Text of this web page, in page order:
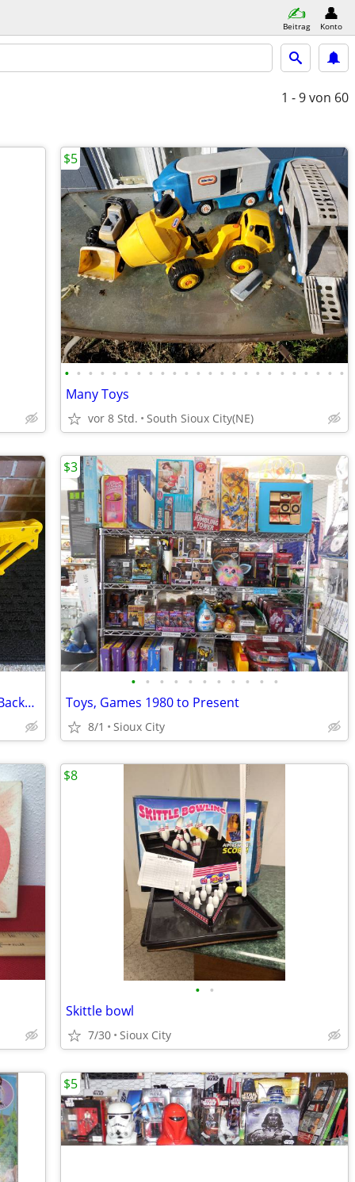
Beitrag Konto
1 - 9von 60
• • • • • • • • • • • • • • • • • • • • • • • •
Many Toys
vor 8 Std. South Sioux City(NE)
$5
Vintage 1996 Tonka Heavy-Duty Plastic Backhoe Loader.
• • • • • • • • • • •
Toys, Games 1980 to Present
8/1 Sioux City
$3
• •
Skittle bowl
7/30 Sioux City
$8
$5